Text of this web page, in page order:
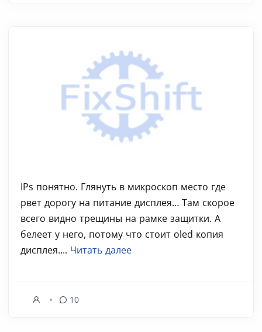
IPs понятно. Глянуть в микроскоп место где
рвет дорогу на питание дисплея… Там скорое
всего видно трещины на рамке защитки. А
белеет у него, потому что стоит oled копия
дисплея.... Читать далее
10